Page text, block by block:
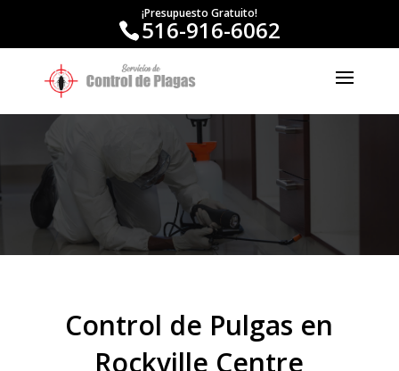
¡Presupuesto Gratuito!
516-916-6062
Control de Pulgas en
Rockville Centre